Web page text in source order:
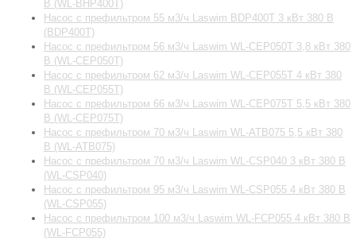
В (WL-BHP400T)
Насос с префильтром 55 м3/ч Laswim BDP400T 3 кВт 380 В
(BDP400T)
Насос с префильтром 56 м3/ч Laswim WL-CEP050T 3,8 кВт 380
В (WL-CEP050T)
Насос с префильтром 62 м3/ч Laswim WL-CEP055T 4 кВт 380
В (WL-CEP055T)
Насос с префильтром 66 м3/ч Laswim WL-CEP075T 5,5 кВт 380
В (WL-CEP075T)
Насос с префильтром 70 м3/ч Laswim WL-ATB075 5,5 кВт 380
В (WL-ATB075)
Насос с префильтром 70 м3/ч Laswim WL-CSP040 3 кВт 380 В
(WL-CSP040)
Насос с префильтром 95 м3/ч Laswim WL-CSP055 4 кВт 380 В
(WL-CSP055)
Насос с префильтром 100 м3/ч Laswim WL-FCP055 4 кВт 380 В
(WL-FCP055)